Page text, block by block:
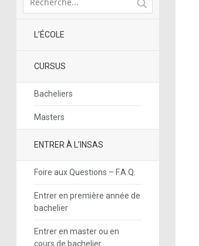
L’ÉCOLE
CURSUS
Bacheliers
Masters
ENTRER À L’INSAS
Foire aux Questions – F.A.Q.
Entrer en première année de
bachelier
Entrer en master ou en
cours de bachelier